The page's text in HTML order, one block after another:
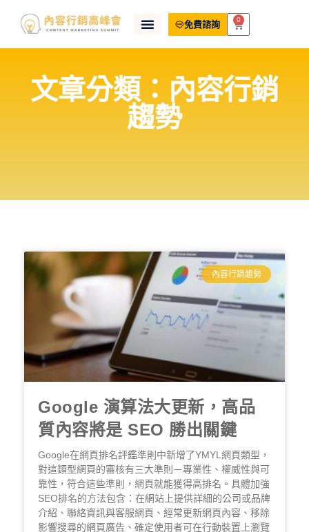
免費諮詢 0
文章分類：內容行銷
趨勢
內容行銷趨勢
Google 演算法大更新，高品
質內容將是 SEO 勝出關鍵
Google在網頁排名評鑑準則中新增了YMYL網頁類型，
對這類型網頁的審核有三大準則－專業性、權威性與可
靠性，符合這些準則，網頁就能獲得高排名。具體加強
SEO排名的方法包含：在網站上提供詳細的公司或品牌
介紹、聯絡資訊與客服網頁、經常更新網頁內容、移除
影響搜尋的網頁廣告、確定使用者可在行動裝置上瀏覽